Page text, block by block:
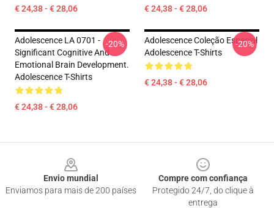
€ 24,38 - € 28,06 € 24,38 - € 28,06
Adolescence LA 0701 -
Significant Cognitive And
Emotional Brain Development.
Adolescence T-Shirts
€ 24,38 - € 28,06
-20%
Adolescence Coleção Especial
Adolescence T-Shirts
€ 24,38 - € 28,06
-20%
Envio mundial
Enviamos para mais de 200 países
Compre com confiança
Protegido 24/7, do clique à
entrega